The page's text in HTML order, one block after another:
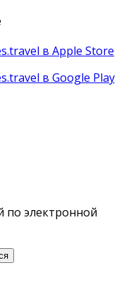
по электронной